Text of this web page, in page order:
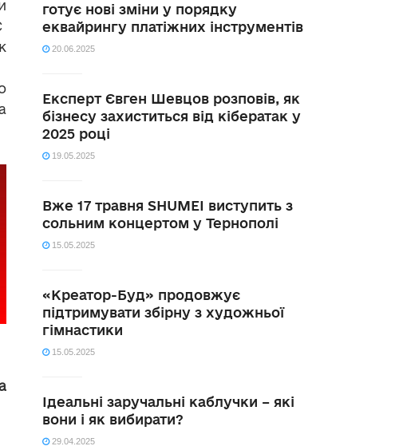
готує нові зміни у порядку
еквайрингу платіжних інструментів
20.06.2025
Експерт Євген Шевцов розповів, як
бізнесу захиститься від кібератак у
2025 році
19.05.2025
Вже 17 травня SHUMEI виступить з
сольним концертом у Тернополі
15.05.2025
«Креатор-Буд» продовжує
підтримувати збірну з художньої
гімнастики
15.05.2025
Ідеальні заручальні каблучки – які
вони і як вибирати?
29.04.2025